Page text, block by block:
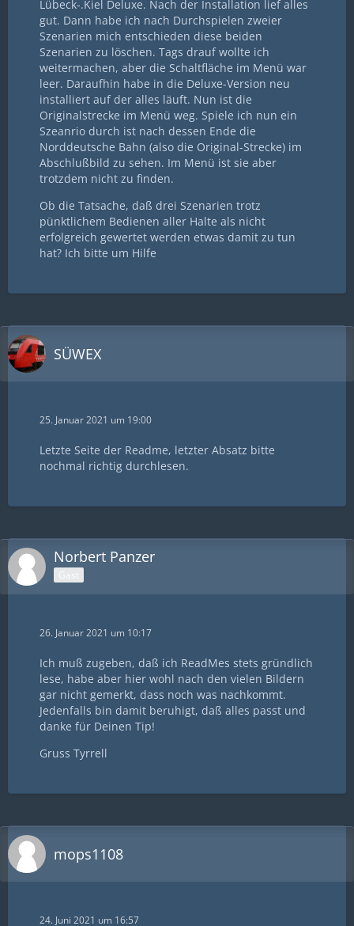
Lübeck-.Kiel Deluxe. Nach der Installation lief alles
gut. Dann habe ich nach Durchspielen zweier
Szenarien mich entschieden diese beiden
Szenarien zu löschen. Tags drauf wollte ich
weitermachen, aber die Schaltfläche im Menü war
leer. Daraufhin habe in die Deluxe-Version neu
installiert auf der alles läuft. Nun ist die
Originalstrecke im Menü weg. Spiele ich nun ein
Szeanrio durch ist nach dessen Ende die
Norddeutsche Bahn (also die Original-Strecke) im
Abschlußbild zu sehen. Im Menü ist sie aber
trotzdem nicht zu finden.
Ob die Tatsache, daß drei Szenarien trotz
pünktlichem Bedienen aller Halte als nicht
erfolgreich gewertet werden etwas damit zu tun
hat? Ich bitte um Hilfe
SÜWEX
25. Januar 2021 um 19:00
Letzte Seite der Readme, letzter Absatz bitte
nochmal richtig durchlesen.
Norbert Panzer
Gast
26. Januar 2021 um 10:17
Ich muß zugeben, daß ich ReadMes stets gründlich
lese, habe aber hier wohl nach den vielen Bildern
gar nicht gemerkt, dass noch was nachkommt.
Jedenfalls bin damit beruhigt, daß alles passt und
danke für Deinen Tip!
Gruss Tyrrell
mops1108
24. Juni 2021 um 16:57